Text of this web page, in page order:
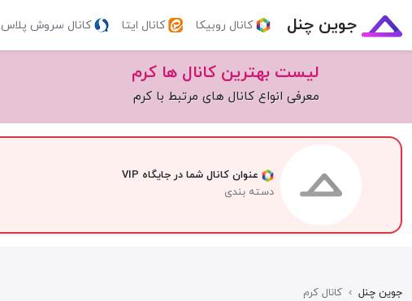
جوین چنل کانال روبیکا کانال ایتا کانال سروش پلاس
لیست بهترین کانال ها کرم
معرفی انواع کانال های مرتبط با کرم
عنوان کانال شما در جایگاه VIP
دسته بندی
جوین چنل › کانال کرم